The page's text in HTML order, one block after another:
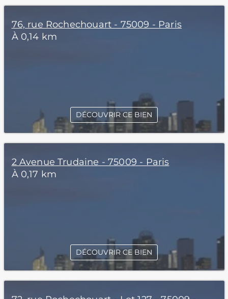
76, rue Rochechouart - 75009 - Paris
À 0,14 km
DÉCOUVRIR CE BIEN
2 Avenue Trudaine - 75009 - Paris
À 0,17 km
DÉCOUVRIR CE BIEN